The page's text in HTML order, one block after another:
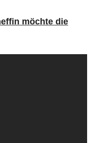
möchte die